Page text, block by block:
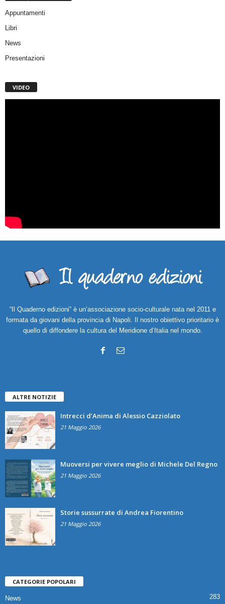
Appuntamenti
Libri
News
Presentazioni
VIDEO
“Il Quaderno edizioni” è un’associazione socio-culturale nata nel 2011 e
formata da giovani della provincia di Napoli. Il nostro obiettivo prioritario è
quello di diffondere la cultura del Meridione d’Italia nel mondo.
ALTRE NOTIZIE
Intrecci d’Anima di Alessio Cazziolato
21 Maggio 2026
Muoversi per vivere meglio di Michele Del Regno
21 Maggio 2026
Storie sussurrate di Andrea Fiorentino
21 Maggio 2026
CATEGORIE POPOLARI
News 283